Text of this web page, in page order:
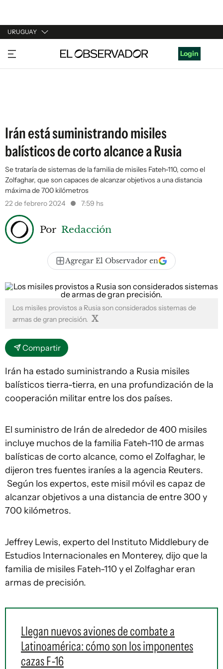
URUGUAY
URUGUAY
ARGENTINA
Login
Irán está suministrando misiles
balísticos de corto alcance a Rusia
Se trataría de sistemas de la familia de misiles Fateh-110, como el
Zolfaghar, que son capaces de alcanzar objetivos a una distancia
máxima de 700 kilómetros
22 de febrero 2024
7:59 hs
Por Redacción
Agregar El Observador en
Los misiles provistos a Rusia son considerados sistemas de
armas de gran precisión. X
Compartir
Irán ha estado suministrando a Rusia misiles
balísticos tierra-tierra, en una profundización de la
cooperación militar entre los dos países.
El suministro de Irán de alrededor de 400 misiles
incluye muchos de la familia Fateh-110 de armas
balísticas de corto alcance, como el Zolfaghar, le
dijeron tres fuentes iraníes a la agencia Reuters.
Según los expertos, este misil móvil es capaz de
alcanzar objetivos a una distancia de entre 300 y
700 kilómetros.
Jeffrey Lewis, experto del Instituto Middlebury de
Estudios Internacionales en Monterey, dijo que la
familia de misiles Fateh-110 y el Zolfaghar eran
armas de precisión.
Llegan nuevos aviones de combate a
Latinoamérica: cómo son los imponentes
cazas F-16